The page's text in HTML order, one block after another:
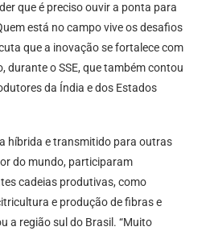
que é preciso ouvir a ponta para
está no campo vive os desafios
que a inovação se fortalece com
durante o SSE, que também contou
da Índia e dos Estados
híbrida e transmitido para outras
do mundo, participaram
cadeias produtivas, como
e produção de fibras e
a região sul do Brasil. “Muito